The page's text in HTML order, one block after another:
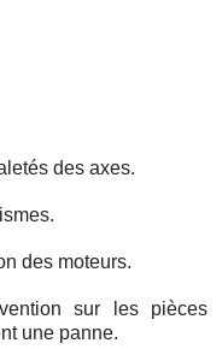
des axes.
des moteurs.
sur les pièces
une panne.